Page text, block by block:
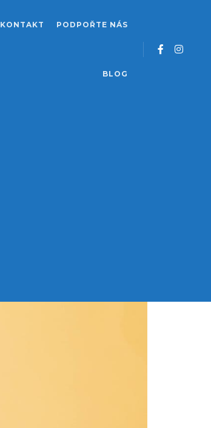
KONTAKT PODPOŘTE NÁS
BLOG